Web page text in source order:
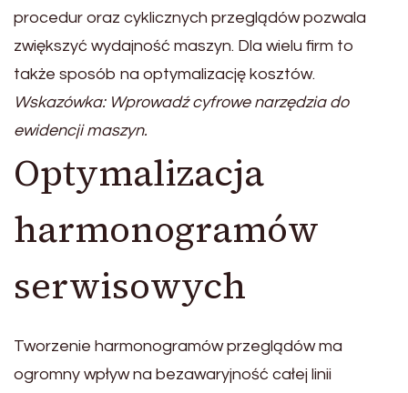
procedur oraz cyklicznych przeglądów pozwala
zwiększyć wydajność maszyn. Dla wielu firm to
także sposób na optymalizację kosztów.
Wskazówka: Wprowadź cyfrowe narzędzia do
ewidencji maszyn.
Optymalizacja
harmonogramów
serwisowych
Tworzenie harmonogramów przeglądów ma
ogromny wpływ na bezawaryjność całej linii